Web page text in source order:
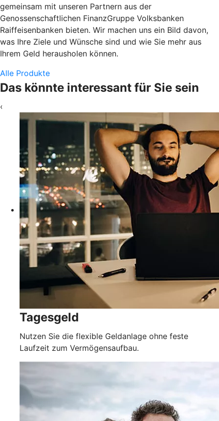
gemeinsam mit unseren Partnern aus der
Genossenschaftlichen FinanzGruppe Volksbanken
Raiffeisenbanken bieten. Wir machen uns ein Bild davon,
was Ihre Ziele und Wünsche sind und wie Sie mehr aus
Ihrem Geld herausholen können.
Alle Produkte
Das könnte interessant für Sie sein
‹
Tagesgeld
Nutzen Sie die flexible Geldanlage ohne feste
Laufzeit zum Vermögensaufbau.